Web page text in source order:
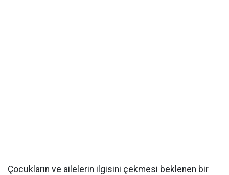
Çocukların ve ailelerin ilgisini çekmesi beklenen bir